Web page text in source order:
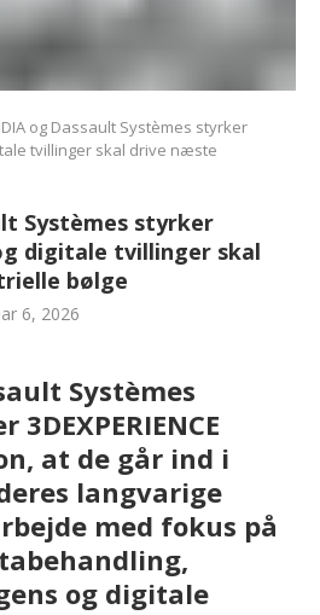
og Dassault Systèmes styrker
tvillinger skal drive næste
Systèmes styrker
digitale tvillinger skal
bølge
6, 2026
Systèmes
at de går ind i
langvarige
med fokus på
og digitale